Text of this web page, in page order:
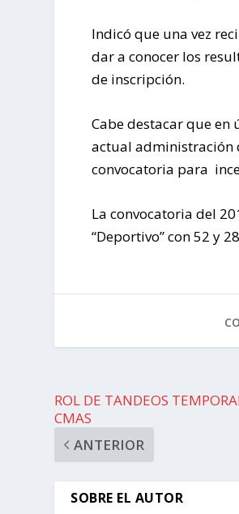
Indicó que una vez
dar a conocer los
de inscripción.
Cabe destacar que
actual administración
convocatoria para
La convocatoria del
“Deportivo” con 52 y
ROL DE TANDEOS
CMAS
ANTERIOR
SOBRE EL AUTOR